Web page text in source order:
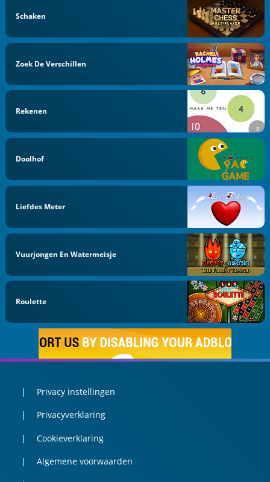
Schaken
Zoek De Verschillen
Rekenen
Doolhof
Liefdes Meter
Vuurjongen En Watermeisje
Roulette
Privacy instellingen
Privacyverklaring
Cookieverklaring
Algemene voorwaarden